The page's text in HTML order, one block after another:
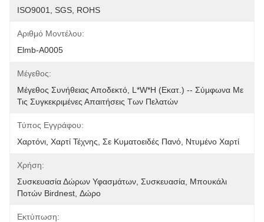
ISO9001, SGS, ROHS
Αριθμό Μοντέλου:
Elmb-A0005
Μέγεθος:
Μέγεθος Συνήθειας Αποδεκτό, L*W*H (εκατ.) -- Σύμφωνα Με
Τις Συγκεκριμένες Απαιτήσεις Των Πελατών
Τύπος Εγγράφου:
Χαρτόνι, Χαρτί Τέχνης, Σε Κυματοειδές Πανό, Ντυμένο Χαρτί
Χρήση:
Συσκευασία Δώρων Υφασμάτων, Συσκευασία, Μπουκάλι
Ποτών Birdnest, Δώρο
Εκτύπωση: